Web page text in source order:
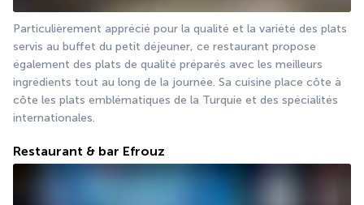
Particulièrement apprécié pour la qualité et la variété des plats
servis au buffet du petit déjeuner, ce restaurant propose
également des plats de qualité préparés avec les meilleurs
ingrédients tout au long de la journée. Sa cuisine place côte à
côte les plats emblématiques de la Turquie et des spécialités
internationales.
Restaurant & bar Efrouz